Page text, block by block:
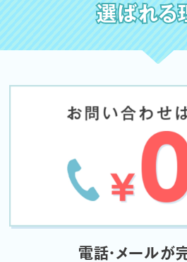
選ばれる
電話・メールが